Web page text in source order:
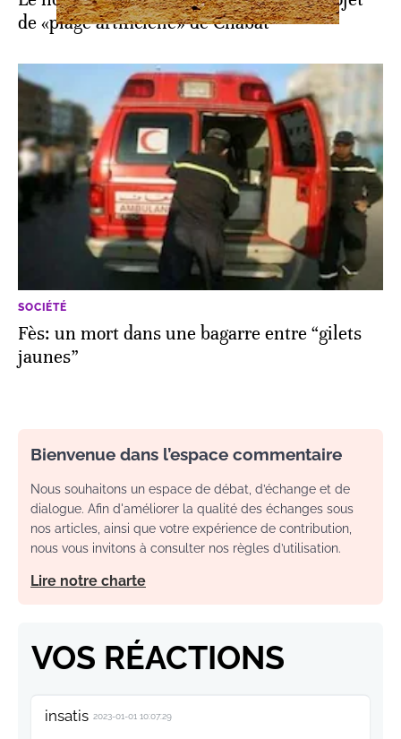
de «plage artificielle» de Chabat
SOCIÉTÉ
Fès: un mort dans une bagarre entre “gilets
jaunes”
Bienvenue dans l’espace commentaire
Nous souhaitons un espace de débat, d’échange et de
dialogue. Afin d'améliorer la qualité des échanges sous
nos articles, ainsi que votre expérience de contribution,
nous vous invitons à consulter nos règles d’utilisation.
Lire notre charte
VOS RÉACTIONS
insatis 2023-01-01 10:07:29